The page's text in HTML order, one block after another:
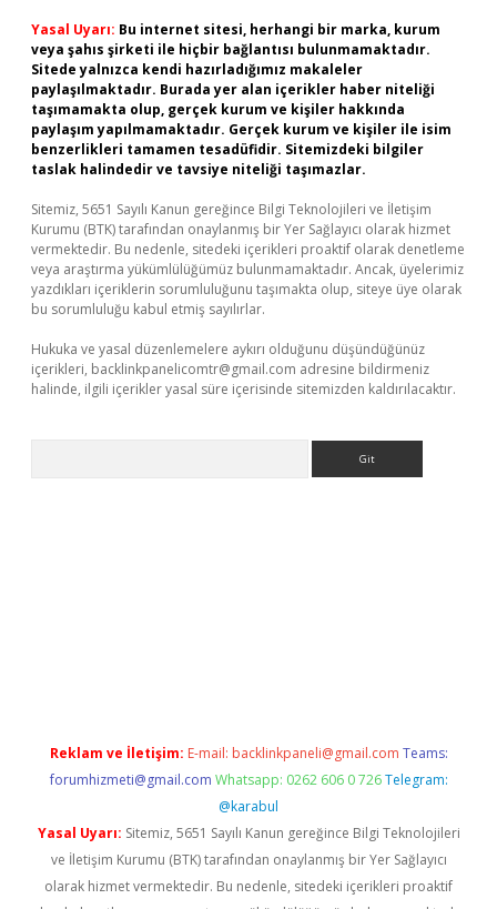
Yasal Uyarı: Bu internet sitesi, herhangi bir marka, kurum
veya şahıs şirketi ile hiçbir bağlantısı bulunmamaktadır.
Sitede yalnızca kendi hazırladığımız makaleler
paylaşılmaktadır. Burada yer alan içerikler haber niteliği
taşımamakta olup, gerçek kurum ve kişiler hakkında
paylaşım yapılmamaktadır. Gerçek kurum ve kişiler ile isim
benzerlikleri tamamen tesadüfidir. Sitemizdeki bilgiler
taslak halindedir ve tavsiye niteliği taşımazlar.
Sitemiz, 5651 Sayılı Kanun gereğince Bilgi Teknolojileri ve İletişim
Kurumu (BTK) tarafından onaylanmış bir Yer Sağlayıcı olarak hizmet
vermektedir. Bu nedenle, sitedeki içerikleri proaktif olarak denetleme
veya araştırma yükümlülüğümüz bulunmamaktadır. Ancak, üyelerimiz
yazdıkları içeriklerin sorumluluğunu taşımakta olup, siteye üye olarak
bu sorumluluğu kabul etmiş sayılırlar.
Hukuka ve yasal düzenlemelere aykırı olduğunu düşündüğünüz
içerikleri, backlinkpanelicomtr@gmail.com adresine bildirmeniz
halinde, ilgili içerikler yasal süre içerisinde sitemizden kaldırılacaktır.
Reklam ve İletişim: E-mail: backlinkpaneli@gmail.com Teams:
forumhizmeti@gmail.com Whatsapp: 0262 606 0 726 Telegram:
@karabul
Yasal Uyarı: Sitemiz, 5651 Sayılı Kanun gereğince Bilgi Teknolojileri
ve İletişim Kurumu (BTK) tarafından onaylanmış bir Yer Sağlayıcı
olarak hizmet vermektedir. Bu nedenle, sitedeki içerikleri proaktif